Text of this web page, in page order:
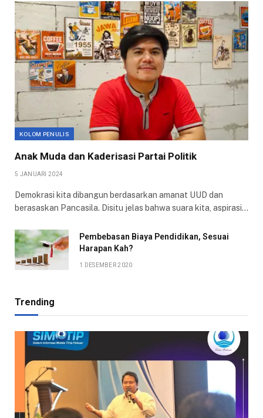
KOLOM PENULIS
Anak Muda dan Kaderisasi Partai Politik
5 JANUARI 2024
Demokrasi kita dibangun berdasarkan amanat UUD dan
berasaskan Pancasila. Disitu jelas bahwa suara kita, aspirasi…
Pembebasan Biaya Pendidikan, Sesuai
Harapan Kah?
1 DESEMBER 2020
Trending